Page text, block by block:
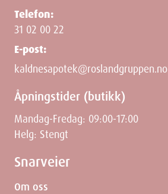
Telefon:
31 02 00 22
E-post:
kaldnesapotek@roslandgruppen.no
Åpningstider (butikk)
Mandag-Fredag: 09:00-17:00
Helg: Stengt
Snarveier
Om oss